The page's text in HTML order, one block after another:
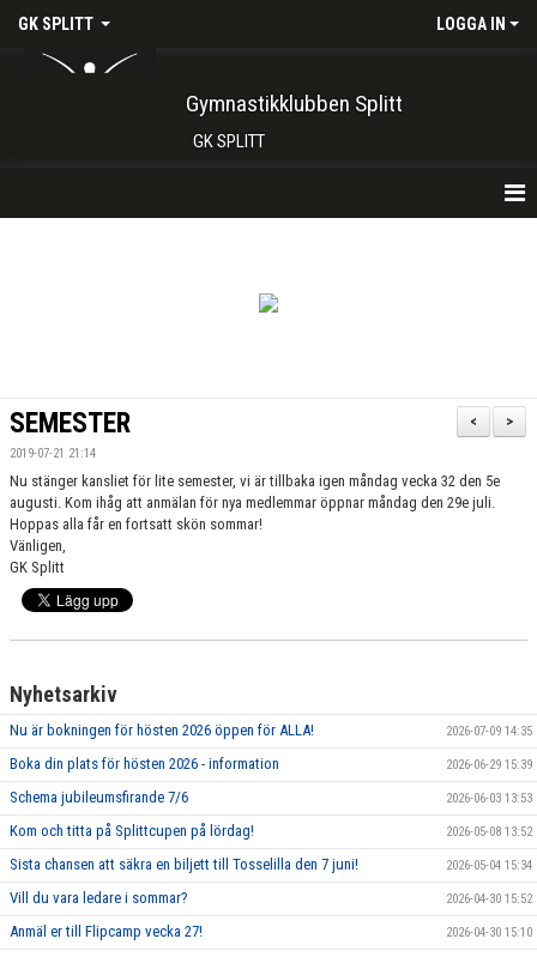
GK SPLITT LOGGA IN
Gymnastikklubben Splitt
GK SPLITT
INTRESSEANMÄLAN
SHOP
GRUPPER OCH TIDER
STÖDMEDLEM
FRÅGOR & SVAR
FUNKTIONÄRER
FRITIDSKORTET
>
<
SEMESTER
2019-07-21 21:14
Nu stänger kansliet för lite semester, vi är tillbaka igen måndag vecka 32 den 5e
augusti. Kom ihåg att anmälan för nya medlemmar öppnar måndag den 29e juli.
Hoppas alla får en fortsatt skön sommar!
Vänligen,
GK Splitt
Nyhetsarkiv
Nu är bokningen för hösten 2026 öppen för ALLA! 2026-07-09 14:35
Boka din plats för hösten 2026 - information 2026-06-29 15:39
Schema jubileumsfirande 7/6 2026-06-03 13:53
Kom och titta på Splittcupen på lördag! 2026-05-08 13:52
Sista chansen att säkra en biljett till Tosselilla den 7 juni! 2026-05-04 15:34
Vill du vara ledare i sommar? 2026-04-30 15:52
Anmäl er till Flipcamp vecka 27! 2026-04-30 15:10